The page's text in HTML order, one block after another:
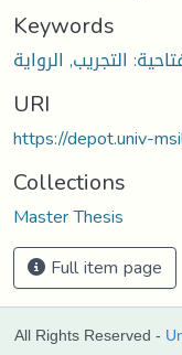
Keywords
التجريب, الرواية
URI
https://depot.univ-
Collections
Master Thesis
Full item page
All Rights Reserved -